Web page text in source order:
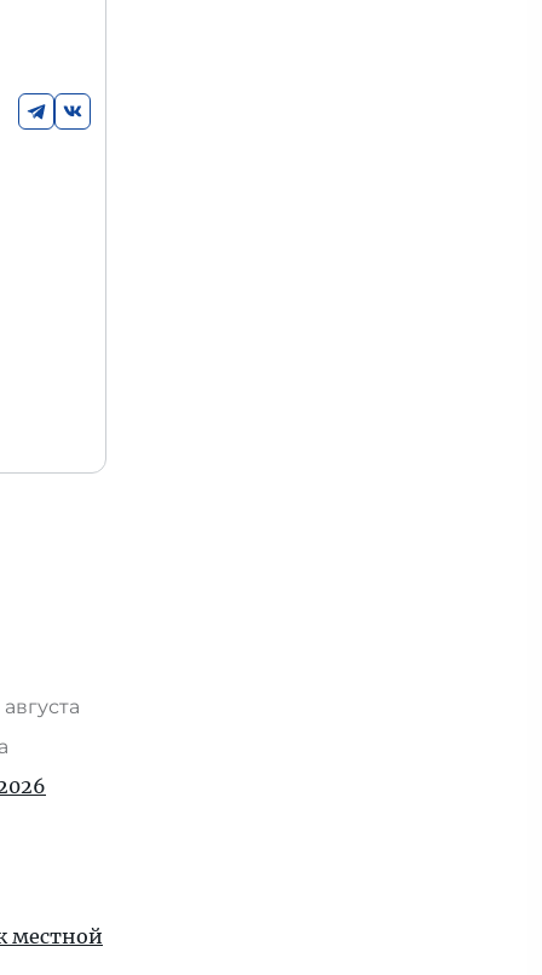
августа
местной